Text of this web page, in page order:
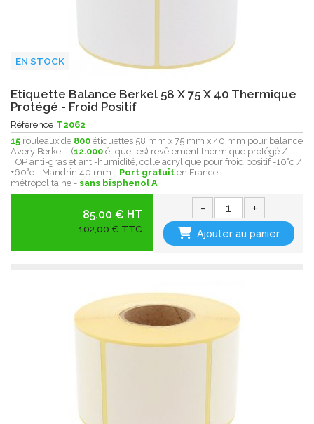
EN STOCK
Etiquette Balance Berkel 58 X 75 X 40 Thermique
Protégé - Froid Positif
Référence T2062
15 rouleaux de 800 étiquettes 58 mm x 75 mm x 40 mm pour balance
Avery Berkel - (12.000 étiquettes) revêtement thermique protégé /
TOP anti-gras et anti-humidité, colle acrylique pour froid positif -10°c /
+60°c - Mandrin 40 mm - Port gratuit en France
métropolitaine - sans bisphenol A
85.00 € HT
102,00 € TTC
- +
Ajouter au panier